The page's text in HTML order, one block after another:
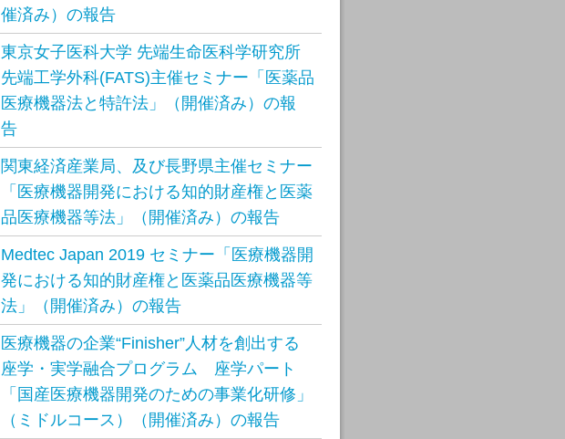
催済み）の報告
東京女子医科大学 先端生命医科学研究所
先端工学外科(FATS)主催セミナー「医薬品
医療機器法と特許法」（開催済み）の報
告
関東経済産業局、及び長野県主催セミナー
「医療機器開発における知的財産権と医薬
品医療機器等法」（開催済み）の報告
Medtec Japan 2019 セミナー「医療機器開
発における知的財産権と医薬品医療機器等
法」（開催済み）の報告
医療機器の企業“Finisher”人材を創出する
座学・実学融合プログラム 座学パート
「国産医療機器開発のための事業化研修」
（ミドルコース）（開催済み）の報告